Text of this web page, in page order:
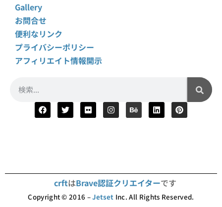
Gallery
お問合せ
便利なリンク
プライバシーポリシー
アフィリエイト情報開示
crftはBrave認証クリエイターです
Copyright © 2016 –Jetset Inc. All Rights Reserved.